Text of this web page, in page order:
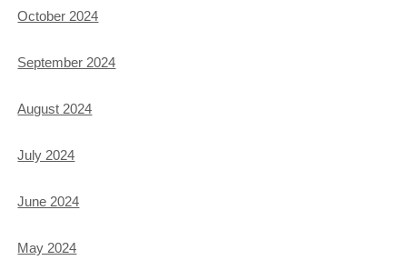
October 2024
September 2024
August 2024
July 2024
June 2024
May 2024